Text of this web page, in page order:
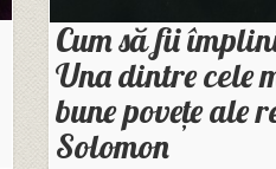
Cum să fii
Una dintre cele
bune povețe ale
Solomon